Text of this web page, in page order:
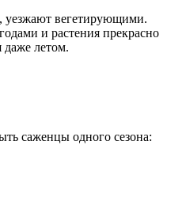
уезжают вегетирующими.
и растения прекрасно
даже летом.
саженцы одного сезона: